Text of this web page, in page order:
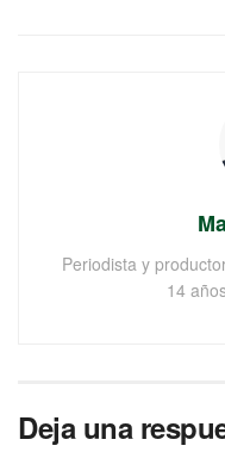
Periodista y
14
Deja una